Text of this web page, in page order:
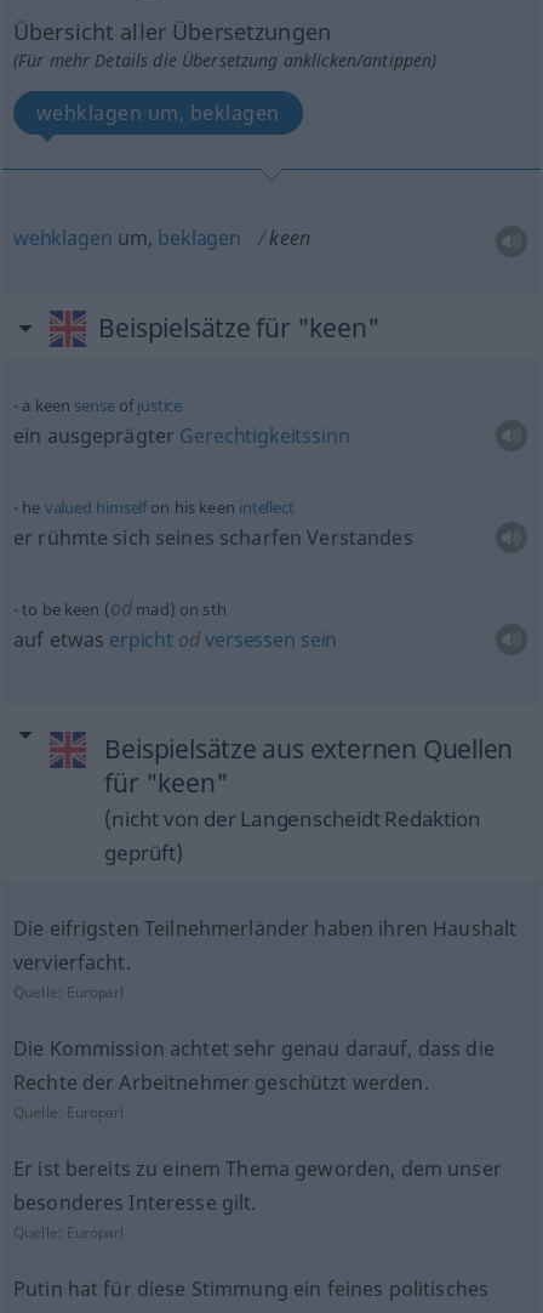
Übersicht aller Übersetzungen
(Für mehr Details die Übersetzung anklicken/antippen)
wehklagen um, beklagen
wehklagen um, beklagen keen
Beispielsätze für "keen"
a keen senseofjustice
ein ausgeprägter Gerechtigkeitssinn
he valued himselfon his keen intellect
er rühmte sich seines scharfen Verstandes
to be keen (od mad) on sth
auf etwas erpicht odversessen sein
Beispielsätze aus externen Quellen
für "keen"
(nicht von der Langenscheidt Redaktion
geprüft)
Die eifrigsten Teilnehmerländer haben ihren Haushalt
vervierfacht.
Quelle: Europarl
Die Kommission achtet sehr genau darauf, dass die
Rechte der Arbeitnehmer geschützt werden.
Quelle: Europarl
Er ist bereits zu einem Thema geworden, dem unser
besonderes Interesse gilt.
Quelle: Europarl
Putin hat für diese Stimmung ein feines politisches